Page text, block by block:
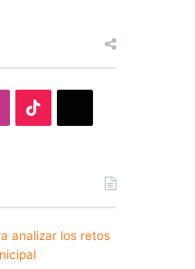
analizar los retos